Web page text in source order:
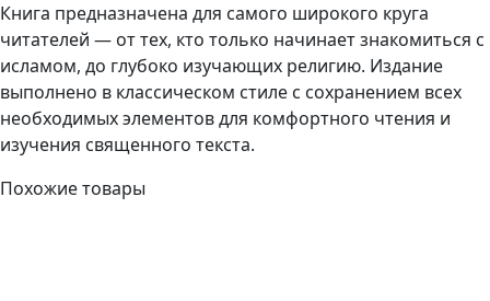
Книга предназначена для самого широкого круга
читателей — от тех, кто только начинает знакомиться с
исламом, до глубоко изучающих религию. Издание
выполнено в классическом стиле с сохранением всех
необходимых элементов для комфортного чтения и
изучения священного текста.
Похожие товары